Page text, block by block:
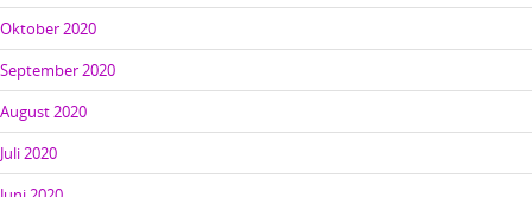
Oktober 2020
September 2020
August 2020
Juli 2020